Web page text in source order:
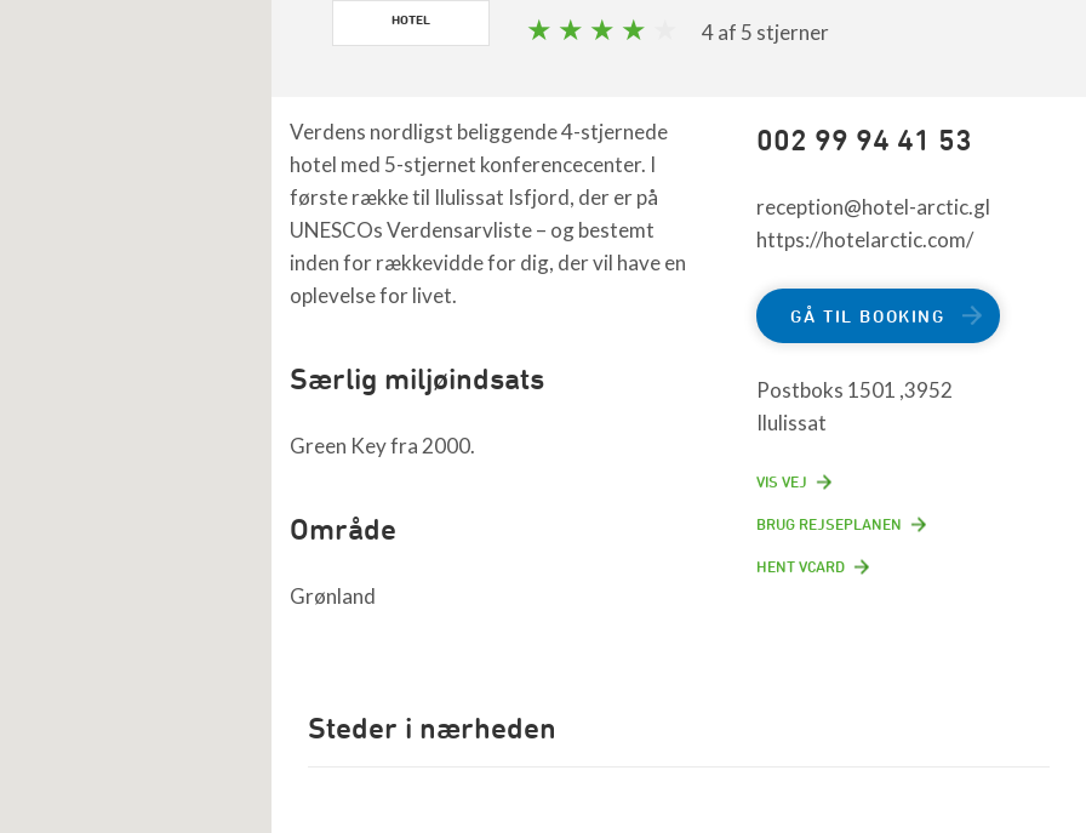
HOTEL
4af 5 stjerner
Verdens nordligst beliggende 4-stjernede
hotel med 5-stjernet konferencecenter. I
første række til Ilulissat Isfjord, der er på
UNESCOs Verdensarvliste – og bestemt
inden for rækkevidde for dig, der vil have en
oplevelse for livet.
Særlig miljøindsats
Green Key fra 2000.
Område
Grønland
002 99 94 41 53
reception@hotel-arctic.gl
https://hotelarctic.com/
GÅ TIL BOOKING
Postboks 1501 ,3952
Ilulissat
VIS VEJ
BRUG REJSEPLANEN
HENT VCARD
Steder i nærheden